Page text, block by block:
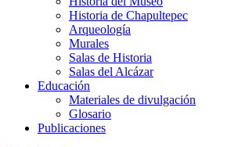
Historia de Chapultepec
Arqueología
Murales
Salas de Historia
Salas del Alcázar
Educación
Materiales de divulgación
Glosario
Publicaciones